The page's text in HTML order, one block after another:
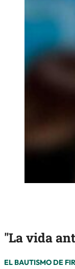
"La vida
EL BAUTISMO DE